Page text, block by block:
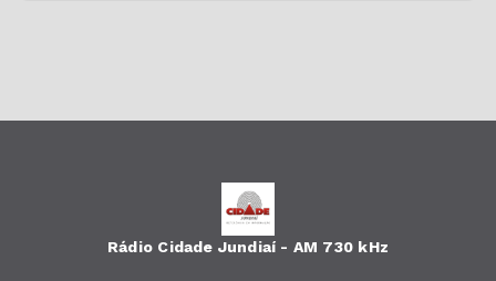
Rádio Cidade Jundiaí - AM 730 kHz